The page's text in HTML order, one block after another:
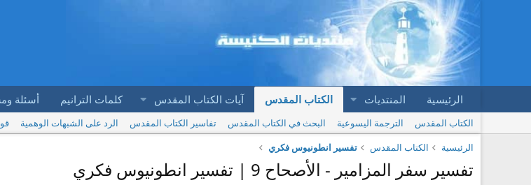
الرئيسية المنتديات الكتاب المقدس آيات الكتاب المقدس كلمات الترانيم أسئلة
الكتاب المقدس الترجمة اليسوعية البحث في الكتاب المقدس تفاسير الكتاب المقدس الرد على الشبهات الوهمية
الرئيسية
الكتاب المقدس تفسير انطونيوس فكري
تفسير سفر المزامير - الأصحاح 9 | تفسير انطونيوس فكري